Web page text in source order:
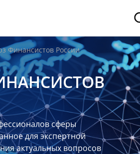
Финансистов России
сферы
для экспертной
актуальных вопросов